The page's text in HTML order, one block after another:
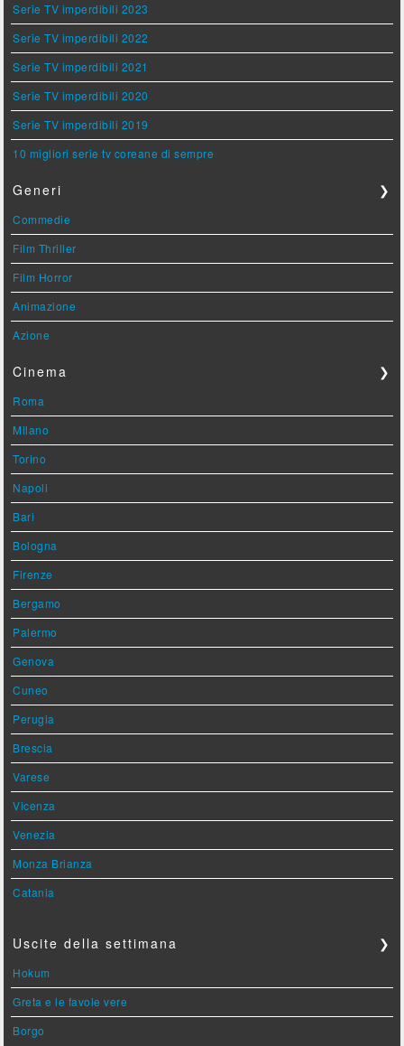
Serie TV imperdibili 2023
Serie TV imperdibili 2022
Serie TV imperdibili 2021
Serie TV imperdibili 2020
Serie TV imperdibili 2019
10 migliori serie tv coreane di sempre
Generi ❯
Commedie
Film Thriller
Film Horror
Animazione
Azione
Cinema ❯
Roma
Milano
Torino
Napoli
Bari
Bologna
Firenze
Bergamo
Palermo
Genova
Cuneo
Perugia
Brescia
Varese
Vicenza
Venezia
Monza Brianza
Catania
Uscite della settimana ❯
Hokum
Greta e le favole vere
Borgo